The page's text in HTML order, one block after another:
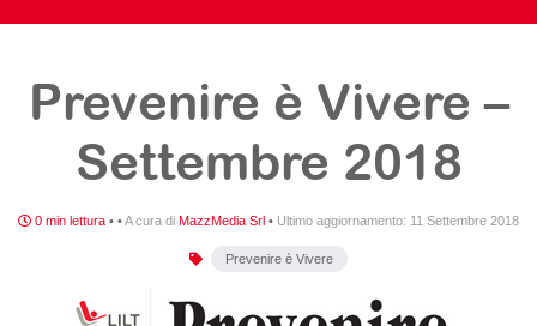
Prevenire è Vivere –
Settembre 2018
0 min lettura • •A cura di MazzMedia Srl • Ultimo aggiornamento: 11 Settembre 2018
Prevenire è Vivere